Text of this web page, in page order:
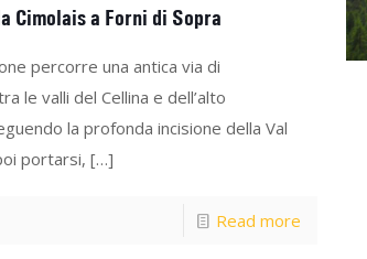
Cimolais a Forni di Sopra
percorre una antica via di
le valli del Cellina e dell’alto
la profonda incisione della Val
portarsi, […]
Read more